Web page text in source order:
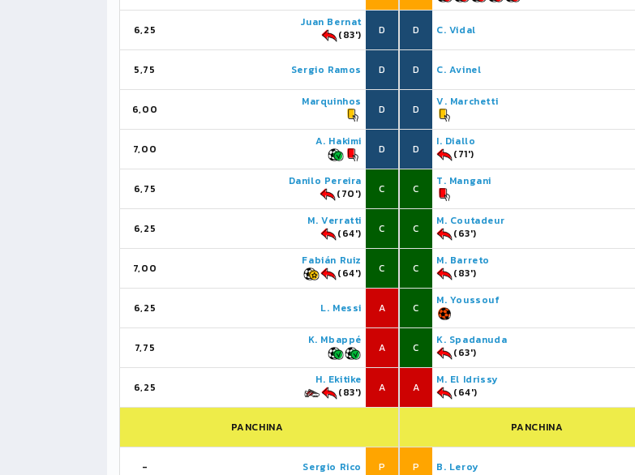
6,25
Juan Bernat
(83')
D
5,75 Sergio Ramos D
6,00
Marquinhos
D
7,00
A. Hakimi
D
6,75
Danilo Pereira
(70')
C
6,25
M. Verratti
(64')
C
7,00
Fabián Ruiz
(64')
C
6,25 L. Messi A
7,75
K. Mbappé
A
6,25
H. Ekitike
(83')
A
PANCHINA
- Sergio Rico P
D C. Vidal
D C. Avinel
D
V. Marchetti
D
I. Diallo
(71')
C
T. Mangani
C
M. Coutadeur
(63')
C
M. Barreto
(83')
C
M. Youssouf
C
K. Spadanuda
(63')
A
M. El Idrissy
(64')
PANCHINA
P B. Leroy